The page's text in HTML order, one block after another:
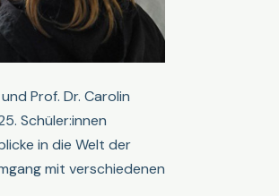
Prof. Dr. Carolin
Schüler:innen
in die Welt der
mit verschiedenen